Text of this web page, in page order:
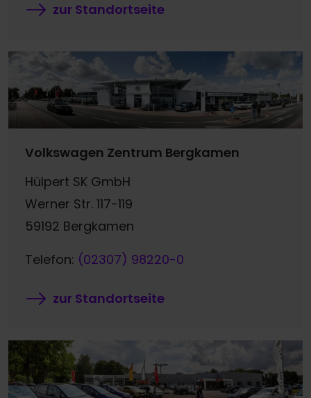
zur Standortseite
Volkswagen Zentrum Bergkamen
Hülpert SK GmbH
Werner Str. 117-119
59192 Bergkamen
Telefon: (02307) 98220-0
zur Standortseite